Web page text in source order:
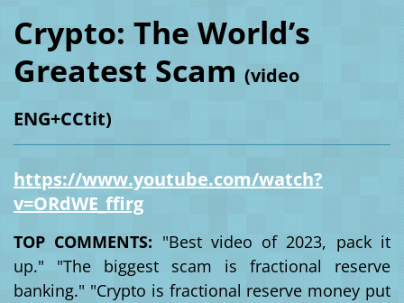
Crypto: The World’s
Greatest Scam (video
ENG+CCtit)
https://www.youtube.com/watch?
v=ORdWE_ffirg
TOP COMMENTS: "Best video of 2023, pack it
up." "The biggest scam is fractional reserve
banking." "Crypto is fractional reserve money put